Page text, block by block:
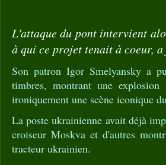
L'attaque du pont intervient
à qui ce projet tenait à coeur,
Son patron Igor Smelyansky a
timbres, montrant une
ironiquement une scène iconique
La poste ukrainienne avait déjà
croiseur Moskva et d'autres
tracteur ukrainien.